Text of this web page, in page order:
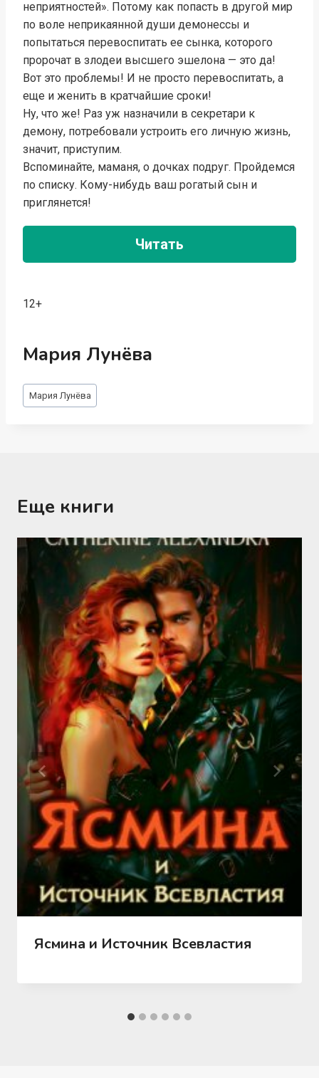
неприятностей». Потому как попасть в другой мир
по воле неприкаянной души демонессы и
попытаться перевоспитать ее сынка, которого
пророчат в злодеи высшего эшелона — это да!
Вот это проблемы! И не просто перевоспитать, а
еще и женить в кратчайшие сроки!
Ну, что же! Раз уж назначили в секретари к
демону, потребовали устроить его личную жизнь,
значит, приступим.
Вспоминайте, маманя, о дочках подруг. Пройдемся
по списку. Кому-нибудь ваш рогатый сын и
приглянется!
Читать
12+
Мария Лунёва
Метки
записи:
Мария Лунёва
Еще книги
Ясмина и Источник Всевластия